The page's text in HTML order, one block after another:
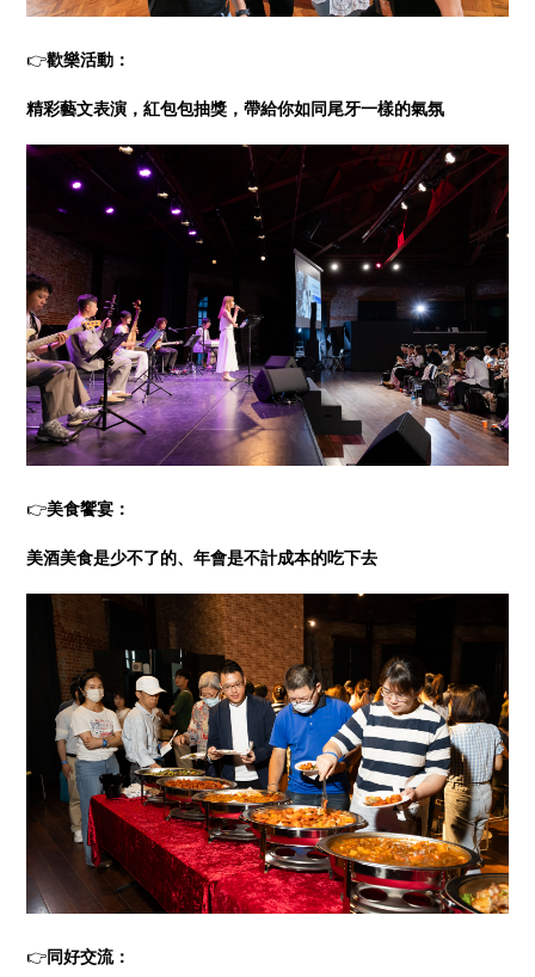
👉歡樂活動：
精彩藝文表演，紅包包抽獎，帶給你如同尾牙一樣的氣氛
👉美食饗宴：
美酒美食是少不了的、年會是不計成本的吃下去
👉同好交流：